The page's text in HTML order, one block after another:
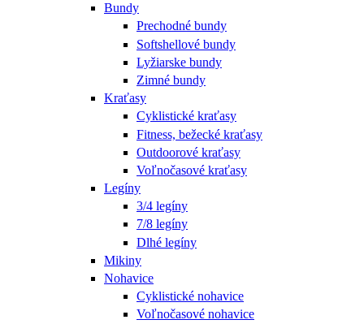
Bundy
Prechodné bundy
Softshellové bundy
Lyžiarske bundy
Zimné bundy
Kraťasy
Cyklistické kraťasy
Fitness, bežecké kraťasy
Outdoorové kraťasy
Voľnočasové kraťasy
Legíny
3/4 legíny
7/8 legíny
Dlhé legíny
Mikiny
Nohavice
Cyklistické nohavice
Voľnočasové nohavice